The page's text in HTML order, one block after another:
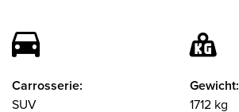
Carrosserie:
SUV
Gewicht:
1712 kg